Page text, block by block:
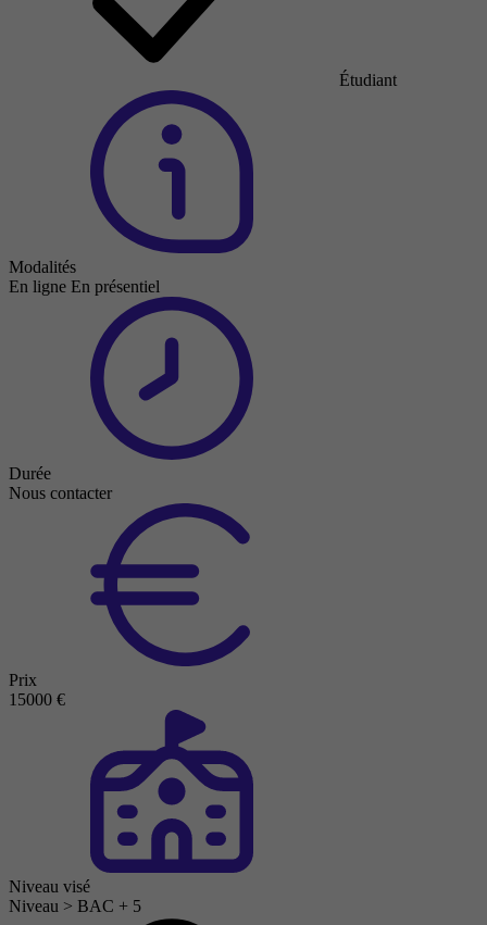
Étudiant
Modalités
En ligne En présentiel
Durée
Nous contacter
Prix
15000 €
Niveau visé
Niveau > BAC + 5